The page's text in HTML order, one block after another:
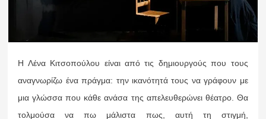
Η Λένα Κιτσοπούλου είναι από τις δημιουργούς που τους
αναγνωρίζω ένα πράγμα: την ικανότητά τους να γράφουν με
μια γλώσσα που κάθε ανάσα της απελευθερώνει θέατρο. Θα
τολμούσα να πω μάλιστα πως, αυτή τη στιγμή,